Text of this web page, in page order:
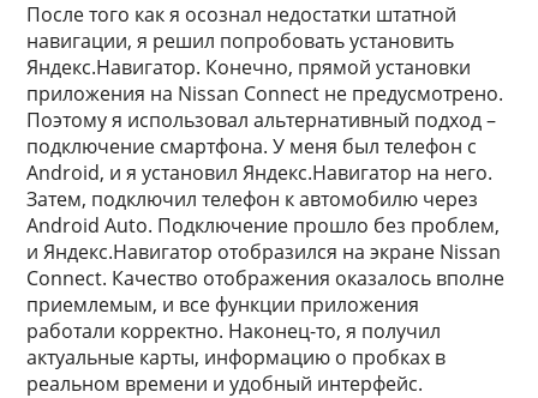
После того как я осознал недостатки штатной
навигации, я решил попробовать установить
Яндекс.Навигатор. Конечно, прямой установки
приложения на Nissan Connect не предусмотрено.
Поэтому я использовал альтернативный подход –
подключение смартфона. У меня был телефон с
Android, и я установил Яндекс.Навигатор на него.
Затем, подключил телефон к автомобилю через
Android Auto. Подключение прошло без проблем,
и Яндекс.Навигатор отобразился на экране Nissan
Connect. Качество отображения оказалось вполне
приемлемым, и все функции приложения
работали корректно. Наконец-то, я получил
актуальные карты, информацию о пробках в
реальном времени и удобный интерфейс.